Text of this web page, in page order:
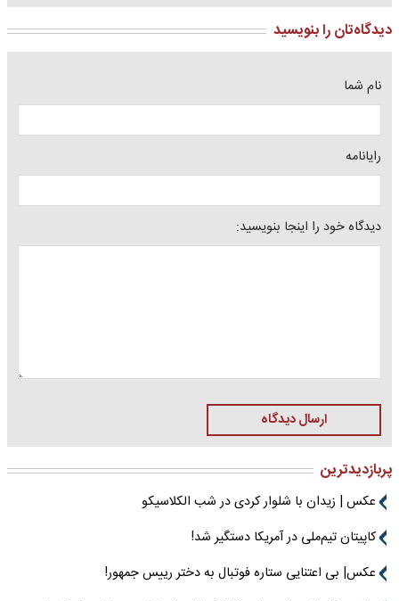
دیدگاه‌تان را بنویسید
نام شما
رایانامه
دیدگاه خود را اینجا بنویسید:
ارسال دیدگاه
پربازدیدترین
عکس | زیدان با شلوار کردی در شب الکلاسیکو
کاپیتان تیم‌ملی در آمریکا دستگیر شد!
عکس| بی اعتنایی ستاره فوتبال به دختر رییس جمهور!